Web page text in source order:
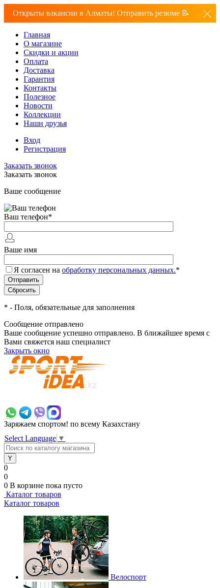
Открыты вакансии в Алматы! Отправить резюме 📝
Главная
О магазине
Скидки и акции
Оплата
Доставка
Гарантия
Контакты
Полезное
Новости
Коллекции
Наши друзья
Вход
Регистрация
Заказать звонок
Заказать звонок
Ваше сообщение
Ваш телефон*
Ваше имя
Я согласен на обработку персональных данных.*
* - Поля, обязательные для заполнения
Сообщение отправлено
Ваше сообщение успешно отправлено. В ближайшее время с
Вами свяжется наш специалист
Закрыть окно
Заряжаем спортом! по всему Казахстану
Select Language ▼
0
0
0 В корзине пока пусто
Каталог товаров
Каталог товаров
Велоспорт